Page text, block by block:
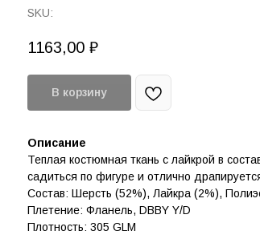
SKU:
1163,00 ₽
В корзину
Описание
Теплая костюмная ткань с лайкрой в
садиться по фигуре и отлично
Состав: Шерсть (52%), Лайкра (2%),
Плетение: Фланель, DBBY Y/D
Плотность: 305 GLM